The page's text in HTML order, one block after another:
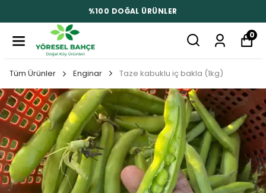
%100 DOĞAL ÜRÜNLER
0
Tüm Ürünler Enginar Taze kabuklu iç bakla (1kg)